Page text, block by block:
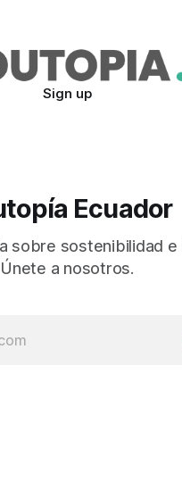
Sign up
Ecuador
sobre sostenibilidad e
Únete a nosotros.